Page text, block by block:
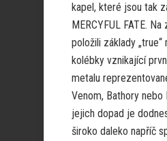
kapel, které jsou tak
MERCYFUL FATE.
položili základy „true“
kolébky vznikající
metalu
Venom, Bathory nebo
jejich dopad je
široko daleko napříč